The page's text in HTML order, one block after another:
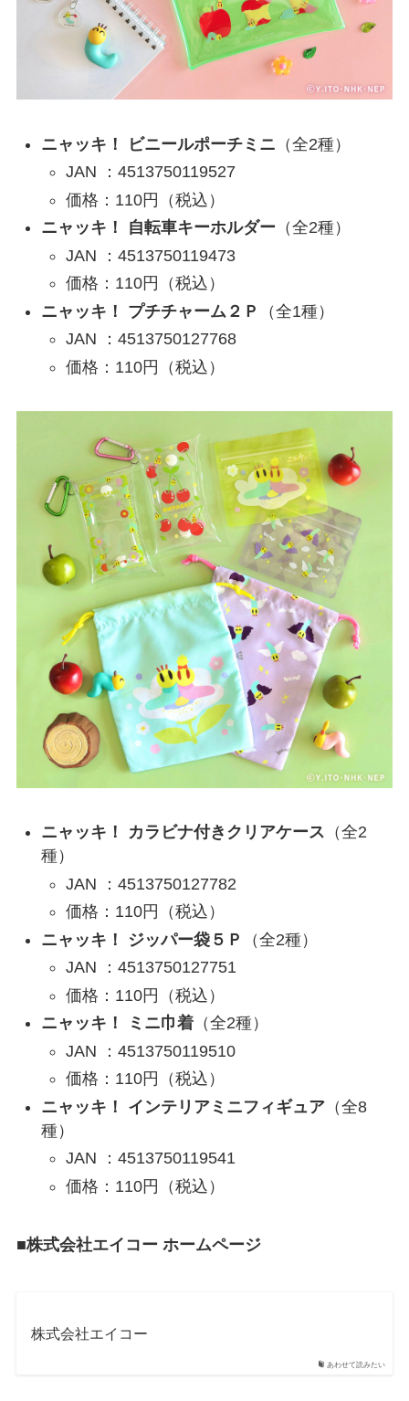
ニャッキ！ ビニールポーチミニ （全2種）
JAN ：4513750119527
価格：110円（税込）
ニャッキ！ 自転車キーホルダー （全2種）
JAN ：4513750119473
価格：110円（税込）
ニャッキ！ プチチャーム２Ｐ
（全1種）
JAN ：4513750127768
価格：110円（税込）
ニャッキ！ カラビナ付きクリアケース （全2
種）
JAN ：4513750127782
価格：110円（税込）
ニャッキ！ ジッパー袋５Ｐ
（全2種）
JAN ：4513750127751
価格：110円（税込）
ニャッキ！ ミニ巾着（全2種）
JAN ：4513750119510
価格：110円（税込）
ニャッキ！ インテリアミニフィギュア（全8
種）
JAN ：4513750119541
価格：110円（税込）
■株式会社エイコー ホームページ
あわせて読みたい
株式会社エイコー